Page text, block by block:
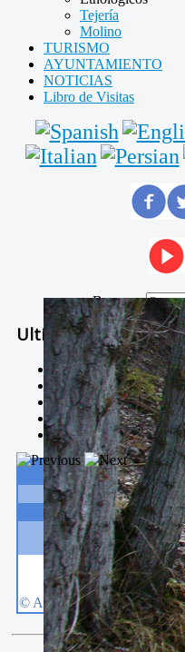
Tejería
Molino
TURISMO
AYUNTAMIENTO
NOTICIAS
Libro de Visitas
Buscar...
Ultimas Noticias
Solidaria carrera - 7
Temporal de Febrero
Nevada Enero 2018
La estación de esquí
Larga vida a las